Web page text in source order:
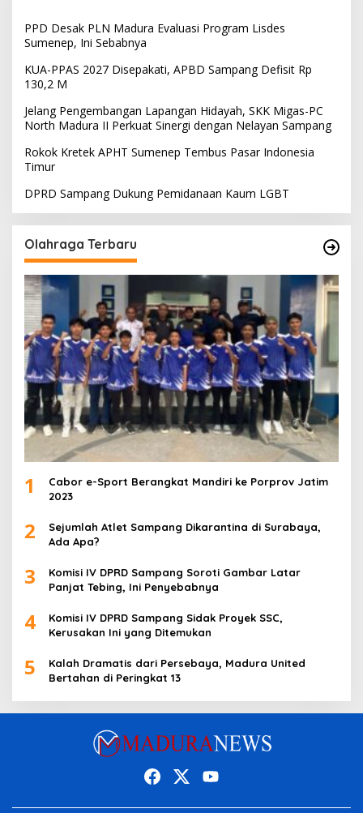
PPD Desak PLN Madura Evaluasi Program Lisdes
Sumenep, Ini Sebabnya
KUA-PPAS 2027 Disepakati, APBD Sampang Defisit Rp
130,2 M
Jelang Pengembangan Lapangan Hidayah, SKK Migas-PC
North Madura II Perkuat Sinergi dengan Nelayan Sampang
Rokok Kretek APHT Sumenep Tembus Pasar Indonesia
Timur
DPRD Sampang Dukung Pemidanaan Kaum LGBT
Olahraga Terbaru
1
Cabor e-Sport Berangkat Mandiri ke Porprov Jatim
2023
2
Sejumlah Atlet Sampang Dikarantina di Surabaya,
Ada Apa?
3
Komisi IV DPRD Sampang Soroti Gambar Latar
Panjat Tebing, Ini Penyebabnya
4
Komisi IV DPRD Sampang Sidak Proyek SSC,
Kerusakan Ini yang Ditemukan
5
Kalah Dramatis dari Persebaya, Madura United
Bertahan di Peringkat 13